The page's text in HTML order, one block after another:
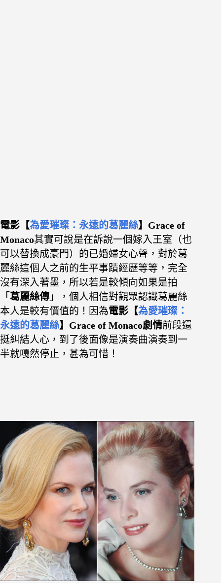
電影【為愛璀璨：永遠的葛麗絲】Grace of
Monaco其實可說是在訴說一個嫁入王室（也
可以替換成豪門）的已婚婦女心聲，對於葛
麗絲這個人之前的生平事蹟經歷等等，完全
沒有深入著墨，所以若是較傾向如果是拍
「 葛麗絲傳 」，個人相信對觀眾認識葛麗絲
本人是較有價值的！ 因為電影【為愛璀璨：
永遠的葛麗絲】Grace of Monaco劇情前段還
挺糾結人心，到了後面像是演奏曲演奏到一
半就嘎然停止，甚為可惜！